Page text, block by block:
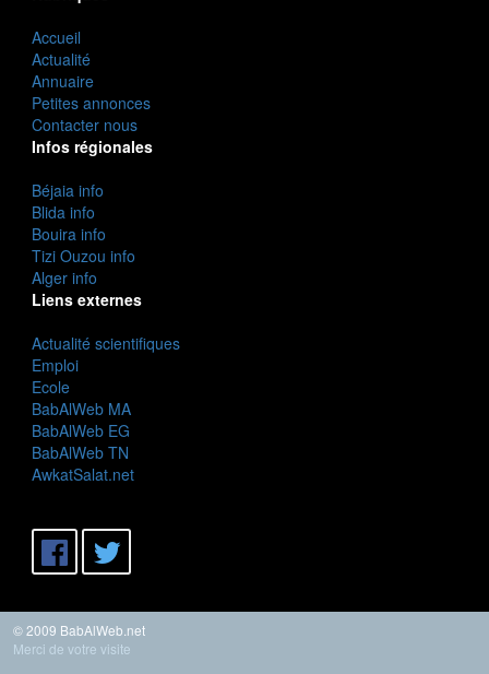
Accueil
Actualité
Annuaire
Petites annonces
Contacter nous
Infos régionales
Béjaia info
Blida info
Bouira info
Tizi Ouzou info
Alger info
Liens externes
Actualité scientifiques
Emploi
Ecole
BabAlWeb MA
BabAlWeb EG
BabAlWeb TN
AwkatSalat.net
© 2009 BabAlWeb.net
Merci de votre visite